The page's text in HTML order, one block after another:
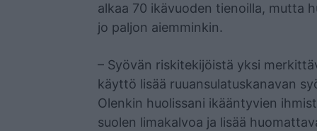
alkaa 70 ikävuoden tienoilla, mutta
jo paljon aiemminkin.
– Syövän riskitekijöistä yksi
käyttö lisää ruuansulatuskanavan
Olenkin huolissani ikääntyvien
suolen limakalvoa ja lisää